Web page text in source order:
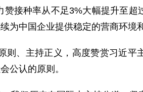
接种率从不足3%大幅提升至超
中国企业提供稳定的营商环境
、主持正义，高度赞赏习近平
公认的原则。